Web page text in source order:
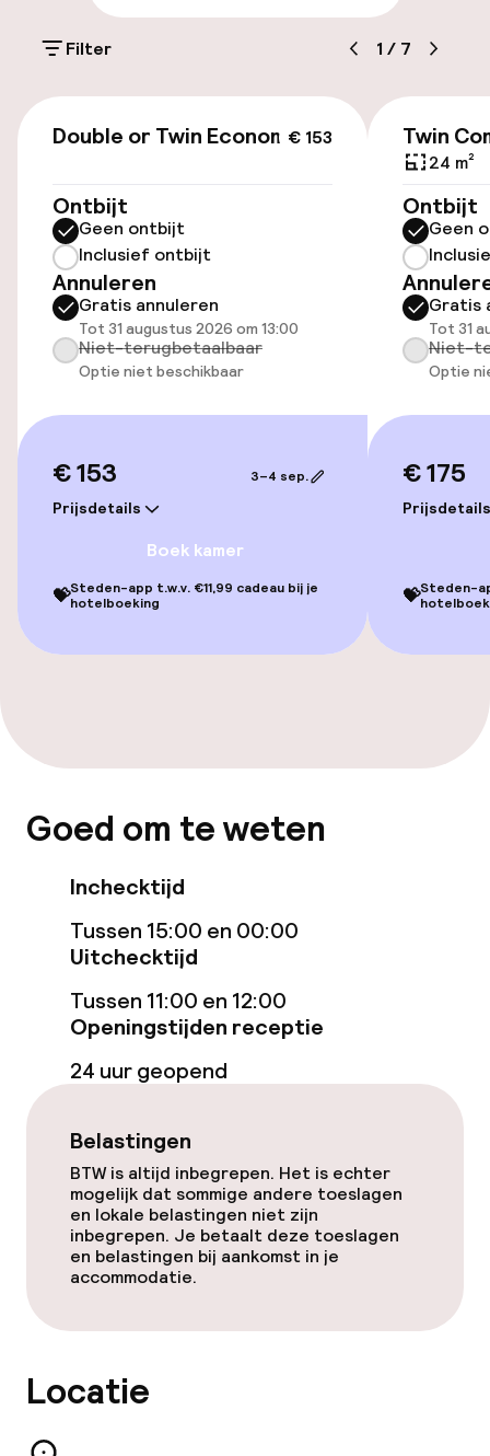
Openbaar parkeren
Toegankelijkheid
Overal rolstoeltoegankelijk
Lift
Zwemmen & wellness
Zoetwater buitenzwembad
Ligstoelen
Entertainment
Gratis wifi
Terras
Bar
Eet- en drinkdiensten
Ontbijtbuffet
Roomservice
Schoonmaakvoorzieningen
Wasservice
Beleid
Overal rookvrij
Filter 1 / 7
€ 153
Double or Twin Economy
Ontbijt
Geen ontbijt
Inclusief ontbijt
Annuleren
Gratis annuleren
Tot 31 augustus 2026 om 13:00
Niet-terugbetaalbaar
Optie niet beschikbaar
€ 153
Prijsdetails
3–4 sep.
Boek kamer
💝Steden-app t.w.v. €11,99 cadeau bij je
hotelboeking
Twin
24 m²
Ontbijt
Geen
Gratis
Tot 31
Niet-
Optie
€ 175
Prijsdetails
💝Steden-
Goed om te weten
Inchecktijd
Tussen 15:00 en 00:00
Uitchecktijd
Tussen 11:00 en 12:00
Openingstijden receptie
24 uur geopend
Belastingen
BTW is altijd inbegrepen. Het is echter
mogelijk dat sommige andere toeslagen
en lokale belastingen niet zijn
inbegrepen. Je betaalt deze toeslagen
en belastingen bij aankomst in je
accommodatie.
Locatie